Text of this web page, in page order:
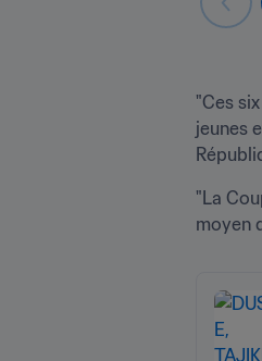
"Ces
jeunes
"La
moyen